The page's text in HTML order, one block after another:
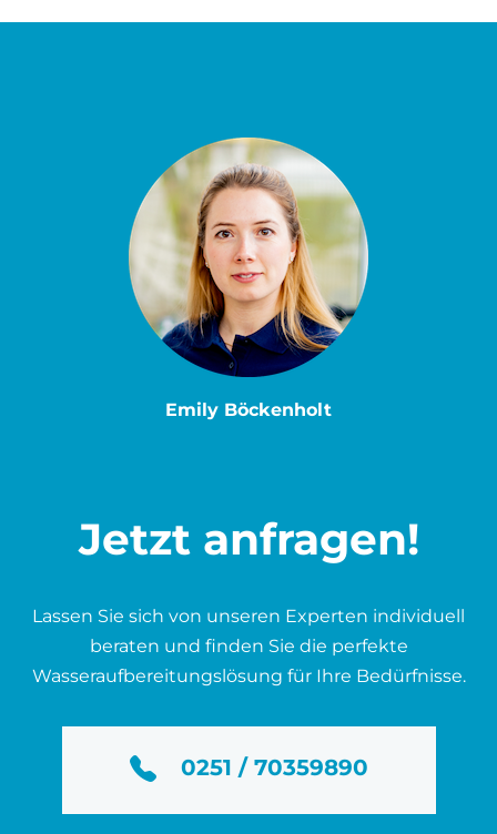
Emily Böckenholt
Jetzt anfragen!
Lassen Sie sich von unseren Experten individuell
beraten und finden Sie die perfekte
Wasseraufbereitungslösung für Ihre Bedürfnisse.
0251 / 70359890